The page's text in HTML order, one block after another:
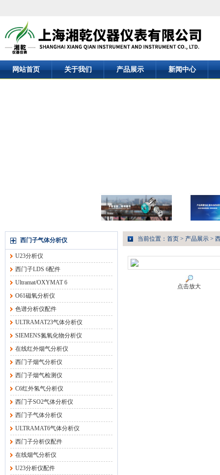
网站首页 关于我们 产品展示 新闻中心
西门子气体分析仪
U23分析仪
西门子LDS 6配件
Ultramat/OXYMAT 6
O61磁氧分析仪
色谱分析仪配件
ULTRAMAT23气体分析仪
SIEMENS氮氧化物分析仪
在线红外烟气分析仪
西门子烟气分析仪
西门子烟气检测仪
C6红外氢气分析仪
西门子SO2气体分析仪
西门子气体分析仪
ULTRAMAT6气体分析仪
西门子分析仪配件
在线烟气分析仪
U23分析仪配件
当前位置： 首页 > 产品展示 >
点击放大